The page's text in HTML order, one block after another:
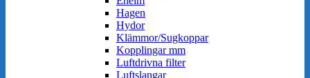
Hagen
Hydor
Klämmor/Sugkoppar
Kopplingar mm
Luftdrivna filter
Luftslangar